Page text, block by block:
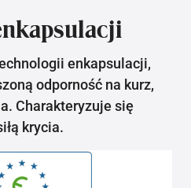
enkapsulacji,
odporność na kurz,
Charakteryzuje się
krycia.